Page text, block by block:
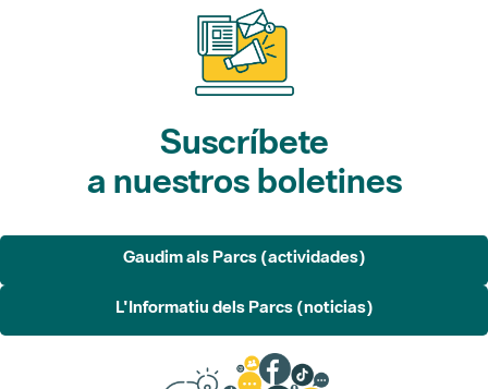
Suscríbete
a nuestros boletines
Gaudim als Parcs (actividades)
L'Informatiu dels Parcs (noticias)